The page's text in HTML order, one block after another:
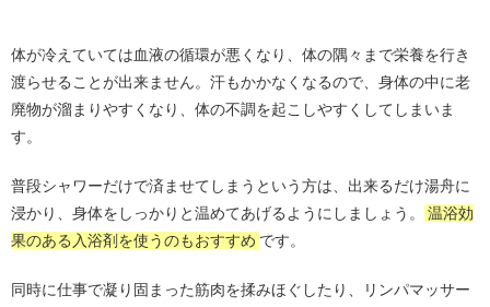
体が冷えていては血液の循環が悪くなり、体の隅々まで栄養を行き
渡らせることが出来ません。汗もかかなくなるので、身体の中に老
廃物が溜まりやすくなり、体の不調を起こしやすくしてしまいま
す。
普段シャワーだけで済ませてしまうという方は、出来るだけ湯舟に
浸かり、身体をしっかりと温めてあげるようにしましょう。
温浴効
果のある入浴剤を使うのもおすすめ です。
同時に仕事で凝り固まった筋肉を揉みほぐしたり、リンパマッサー